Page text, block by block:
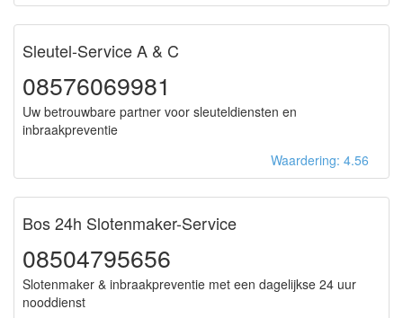
Sleutel-Service A & C
08576069981
Uw betrouwbare partner voor sleuteldiensten en
inbraakpreventie
Waardering: 4.56
Bos 24h Slotenmaker-Service
08504795656
Slotenmaker & inbraakpreventie met een dagelijkse 24 uur
nooddienst